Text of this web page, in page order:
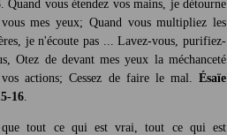
. Quand vous étendez vos mains, je détourne
mes yeux; Quand vous multipliez les
je n'écoute pas ... Lavez-vous, purifiez-
Otez de devant mes yeux la méchanceté
actions; Cessez de faire le mal. Ésaïe
16.
tout ce qui est vrai, tout ce qui est